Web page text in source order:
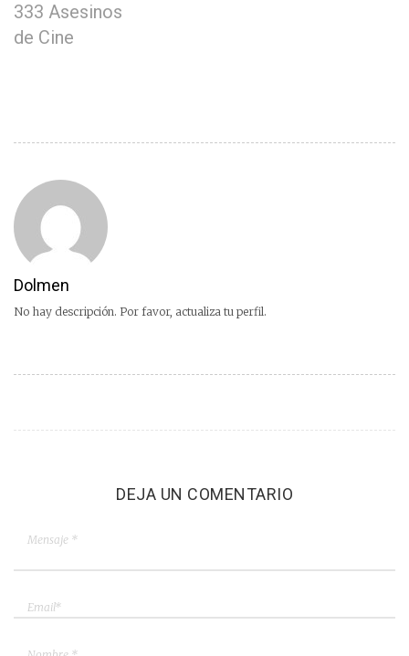
333 Asesinos
de Cine
Dolmen
No hay descripción. Por favor, actualiza tu perfil.
DEJA UN COMENTARIO